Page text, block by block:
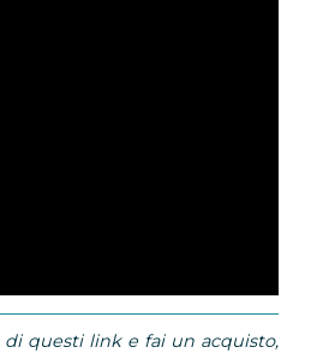
questi link e fai un acquisto,